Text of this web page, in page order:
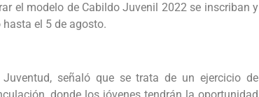
el modelo de Cabildo Juvenil 2022 se inscriban y
el 5 de agosto.
señaló que se trata de un ejercicio de